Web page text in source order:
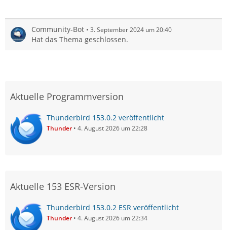
Community-Bot 3. September 2024 um 20:40
Hat das Thema geschlossen.
Aktuelle Programmversion
Thunderbird 153.0.2 veröffentlicht
Thunder 4. August 2026 um 22:28
Aktuelle 153 ESR-Version
Thunderbird 153.0.2 ESR veröffentlicht
Thunder 4. August 2026 um 22:34